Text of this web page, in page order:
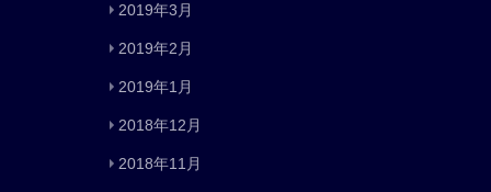
2019年3月
2019年2月
2019年1月
2018年12月
2018年11月